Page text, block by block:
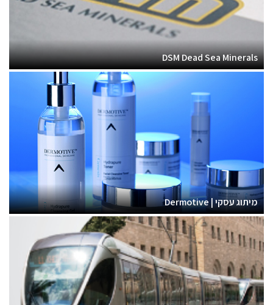
DSM Dead Sea Minerals
מיתוג עסקי | Dermotive